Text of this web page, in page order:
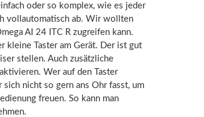
oder so komplex, wie es jeder
vollautomatisch ab. Wir wollten
AI 24 ITC R zugreifen kann.
kleine Taster am Gerät. Der ist gut
stellen. Auch zusätzliche
Wer auf den Taster
nicht so gern ans Ohr fasst, um
freuen. So kann man